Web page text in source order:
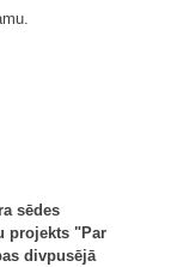
sēdes
projekts "Par
divpusējā